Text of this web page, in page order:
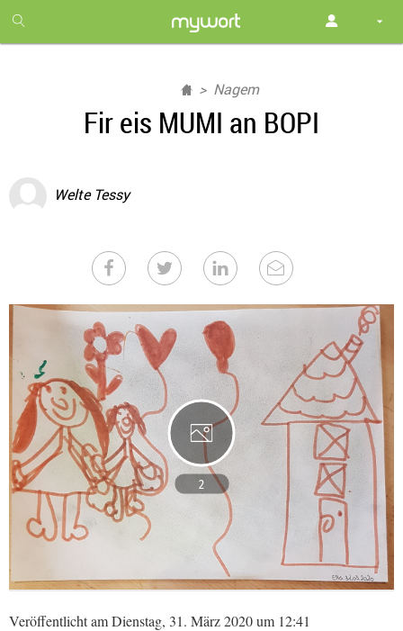
month
free
Nagem
Fir eis MUMI an BOPI
Welte Tessy
2
Veröffentlicht am Dienstag, 31. März 2020 um 12:41